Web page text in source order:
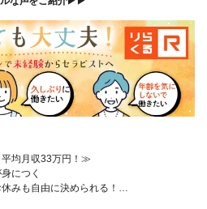
均月収33万円！≫
につく
みも自由に決められる！